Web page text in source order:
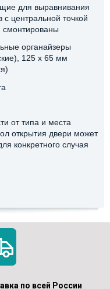
для выравнивания
с центральной точкой
смонтированы
органайзеры
125 x 65 мм
от типа и места
открытия двери может
конкретного случая
по всей России